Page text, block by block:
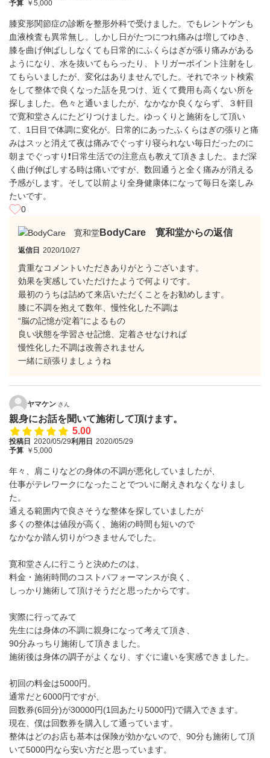
予算 ￥5,000
膝変形関節症の診断を整形外科で受けました。でもレントゲンも
血液検査も異常無し。しかし日がたつにつれ痛みは増してゆき、
膝を曲げ伸ばししなくても日常的にふくらはぎが張り痛みがある
ようになり、水を抜いてもらったり、トリガーポイント注射をし
てもらいましたが、変化はありませんでした。それでネット検索
をして整体で良くなった話を見つけ、近くて費用も高くない所を
探しました。色々と通いましたが、なかなか良くならず、３軒目
で寛和堂さんにたどりつけました。ゆっくりと施術をして頂い
て、1日目で体調に変化が。日常的にあったふくらはぎの張りと痛
みはスッと消えて夜は痛みでぐっすり寝られない毎日だったのに
朝までぐっすり❗️日常生活での注意点も教えて頂きました。まだ深
く曲げ伸ばしする時は痛いですが、数回通うと全く痛みが消える
予感がします。そして以前より全身健康体になって毎日を楽しみ
たいです。
0
BodyCare 寛和堂からの返信
返信日 2020/10/27
貴重なコメントいただきありがとうございます。
効果を実感していただけたようで何よりです。
最初のうちは詰めて来店いただくことをお勧めします。
膝に不調を抱えて数年、慢性化した不調は
“脳の記憶が定着”によるもの
良い状態を学習させ記憶、定着させなければ
慢性化した不調は改善されません
一緒に頑張りましょうね
ヤマケン さん
親身にお話を聞いて施術して頂けます。
5.00
投稿日 2020/05/29利用日 2020/05/29
予算 ￥5,000
年々、肩こりなどの身体の不調が悪化していましたが、
仕事がテレワークになったことでついに耐えきれなくなりまし
た。
通える範囲内で良さそうな整体を探していましたが
多くの整体は値段が高く、施術の時間も短いので
なかなか踏ん切りがつきませんでした。
寛和堂さんに行こうと決めたのは、
料金・施術時間のコストパフォーマンスが良く、
しっかり施術して頂けそうだと思ったからです。
実際に行ってみて
先生には身体の不調に親身になって考えて頂き、
90分みっちり施術して頂きました。
施術後は身体の調子がよくなり、すぐに違いを実感できました。
初回の料金は5000円。
通常だと6000円ですが、
回数券(6回分)が30000円(1回あたり5000円)で購入できます。
現在、僕は回数券を購入して通っています。
整体はどのお店も基本は保険が効かないので、90分も施術して頂
いて5000円なら安い方だと思っています。